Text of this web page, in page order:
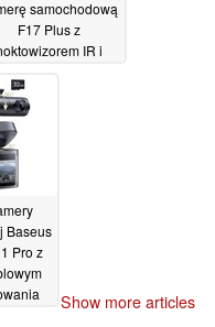
samochodową
F17 Plus z
IR i
IPS
Baseus
Pro z
Show more articles